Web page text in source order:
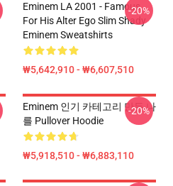
Eminem LA 2001 - Famous
For His Alter Ego Slim Shady
Eminem Sweatshirts
₩5,642,910 - ₩6,607,510
-20%
Eminem 인기 카테고리 만든 나
를 Pullover Hoodie
₩5,918,510 - ₩6,883,110
-20%